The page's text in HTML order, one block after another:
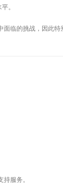
。
面临的挑战，因此特
服务。